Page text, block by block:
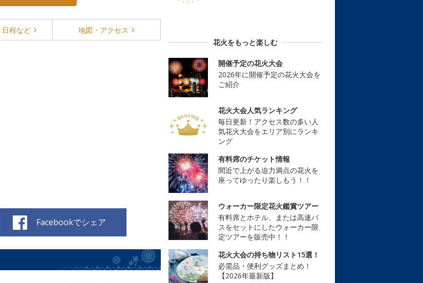
日程など 地図・ アクセス
Facebookでシェア
花火をもっと楽しむ
開催予定の花火大会
2026年に開催予定の花火大会を
ご紹介
花火大会人気ランキング
毎日更新！アクセス数の多い人
気花火大会をエリア別にランキ
ング
有料席のチケット情報
間近で上がる迫力満点の花火を
座ってゆったり楽しもう！！
ウォーカー限定花火鑑賞ツアー
有料席とホテル、または高速バ
スをセットにしたウォーカー限
定ツアーを販売中！！
花火大会の持ち物リスト15選！
必需品・便利グッズまとめ！
【2026年最新版】